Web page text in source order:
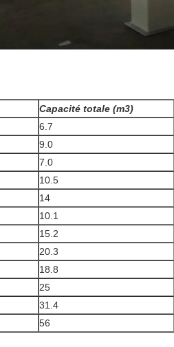
Capacité totale (m3)
6.7
9.0
7.0
10.5
14
10.1
15.2
20.3
18.8
25
31.4
56